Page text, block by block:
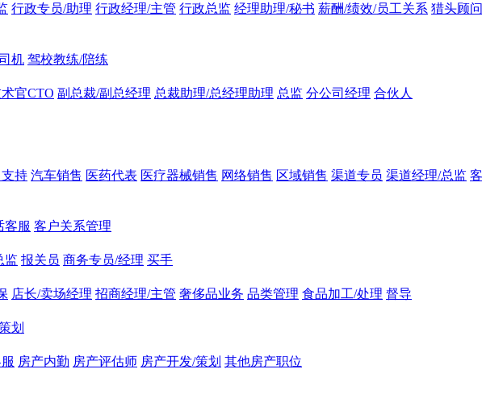
行政专员/助理 行政经理/主管 行政总监 经理助理/秘书 薪酬/绩效/员工关系 猎头顾问
机 驾校教练/陪练
官CTO 副总裁/副总经理 总裁助理/总经理助理 总监 分公司经理 合伙人
持 汽车销售 医药代表 医疗器械销售 网络销售 区域销售 渠道专员 渠道经理/总监
客服 客户关系管理
监 报关员 商务专员/经理 买手
店长/卖场经理 招商经理/主管 奢侈品业务 品类管理 食品加工/处理 督导
划
房产内勤 房产评估师 房产开发/策划 其他房产职位